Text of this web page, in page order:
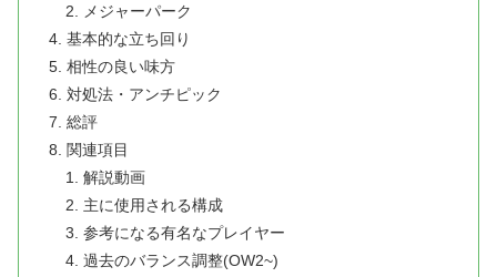
メジャーパーク
基本的な立ち回り
相性の良い味方
対処法・アンチピック
総評
関連項目
解説動画
主に使用される構成
参考になる有名なプレイヤー
過去のバランス調整(OW2~)